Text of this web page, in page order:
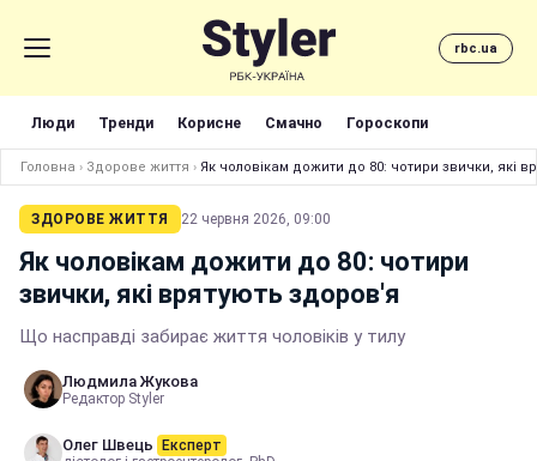
rbc.ua
Люди Тренди Корисне Смачно Гороскопи
Головна › Здорове життя › Як чоловікам дожити до 80: чотири звички, які
ЗДОРОВЕ ЖИТТЯ 22 червня 2026, 09:00
Як чоловікам дожити до 80: чотири
звички, які врятують здоров'я
Що насправді забирає життя чоловіків у тилу
Людмила Жукова
Редактор Styler
Олег Швець Експерт